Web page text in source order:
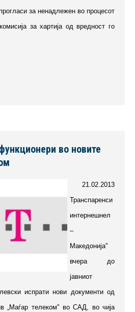
за ненадлежен во процесот
за хартија од вредност го
во новите
21.02.2013
Транспаренси
интернешнел
–
Македонија"
вчера до
јавниот
испрати нови документи од
„Маѓар телеком" во САД, во чија